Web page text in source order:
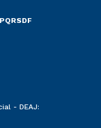
PQRSDF
- DEAJ: